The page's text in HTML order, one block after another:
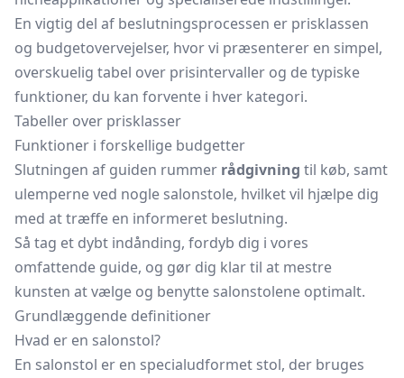
En vigtig del af beslutningsprocessen er prisklassen
og budgetovervejelser, hvor vi præsenterer en simpel,
overskuelig tabel over prisintervaller og de typiske
funktioner, du kan forvente i hver kategori.
Tabeller over prisklasser
Funktioner i forskellige budgetter
Slutningen af guiden rummer rådgivning til køb, samt
ulemperne ved nogle salonstole, hvilket vil hjælpe dig
med at træffe en informeret beslutning.
Så tag et dybt indånding, fordyb dig i vores
omfattende guide, og gør dig klar til at mestre
kunsten at vælge og benytte salonstolene optimalt.
Grundlæggende definitioner
Hvad er en salonstol?
En salonstol er en specialudformet stol, der bruges